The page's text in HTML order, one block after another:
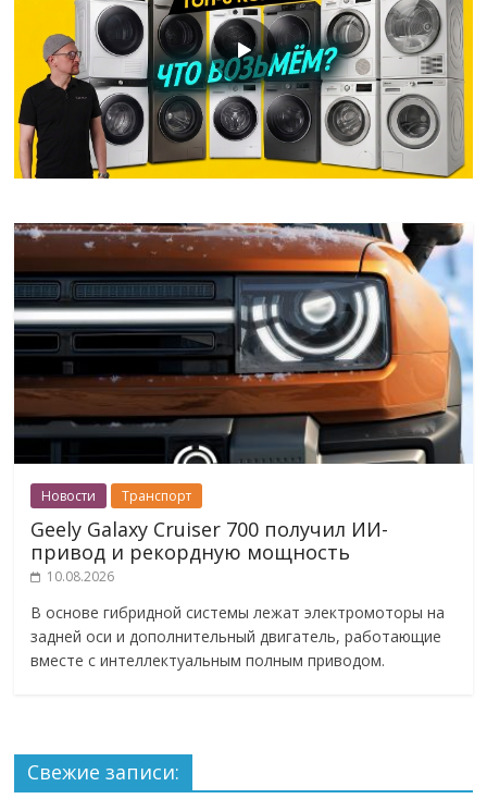
Новости Транспорт
Geely Galaxy Cruiser 700 получил ИИ-
привод и рекордную мощность
10.08.2026
В основе гибридной системы лежат электромоторы на
задней оси и дополнительный двигатель, работающие
вместе с интеллектуальным полным приводом.
Свежие записи: